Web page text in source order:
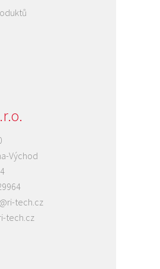
Východ
tech.cz
tech.cz